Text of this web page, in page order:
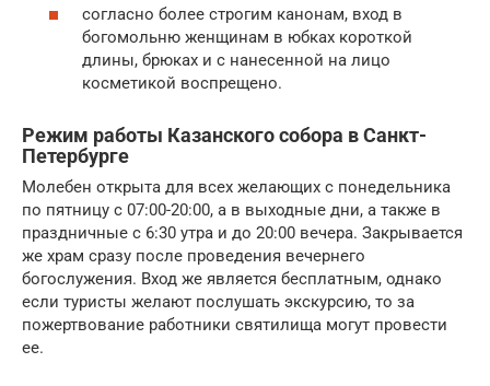
согласно более строгим канонам, вход в
богомольню женщинам в юбках короткой
длины, брюках и с нанесенной на лицо
косметикой воспрещено.
Режим работы Казанского собора в Санкт-
Петербурге
Молебен открыта для всех желающих с понедельника
по пятницу с 07:00-20:00, а в выходные дни, а также в
праздничные с 6:30 утра и до 20:00 вечера. Закрывается
же храм сразу после проведения вечернего
богослужения. Вход же является бесплатным, однако
если туристы желают послушать экскурсию, то за
пожертвование работники святилища могут провести
ее.